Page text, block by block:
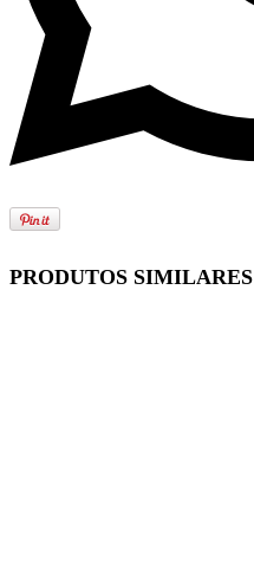
PRODUTOS SIMILARES